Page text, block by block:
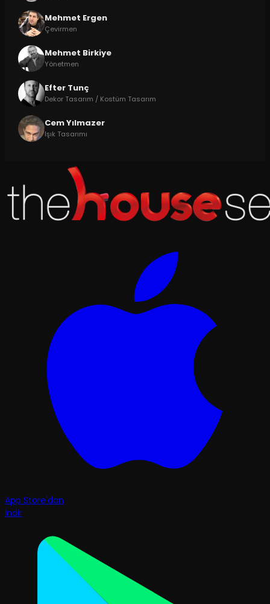
Mehmet Ergen
Çevirmen
Mehmet Birkiye
Yönetmen
Efter Tunç
Dekor Tasarım / Kostüm Tasarım
Cem Yılmazer
Işık Tasarımı
App Store'dan
İndir